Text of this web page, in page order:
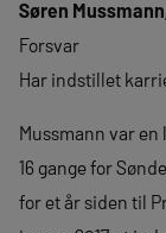
Søren
Forsvar
Har indstillet
Mussmann var
16 gange for
for et år siden til